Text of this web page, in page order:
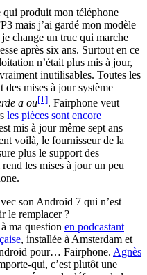
produit mon téléphone
mais j’ai gardé mon modèle
change un truc qui marche
après six ans. Surtout en ce
n’était plus mis à jour,
inutilisables. Toutes les
des mises à jour système
a ou[1]. Fairphone veut
les pièces sont encore
mis à jour même sept ans
voilà, le fournisseur de la
plus le support des
les mises à jour un peu
son Android 7 qui n’est
le remplacer ?
ma question en podcastant
, installée à Amsterdam et
pour… Fairphone. Agnès
qui, c’est plutôt une